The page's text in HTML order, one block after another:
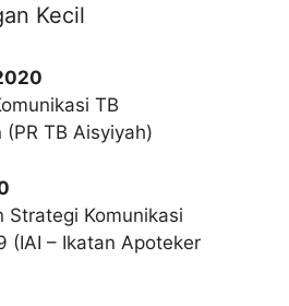
Kecil
TB
TB Aisyiyah)
Strategi Komunikasi
(IAI – Ikatan Apoteker